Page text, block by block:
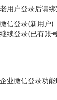
老用户登录后请
微信登录(新用户)
继续登录(已有账
企业微信登录功